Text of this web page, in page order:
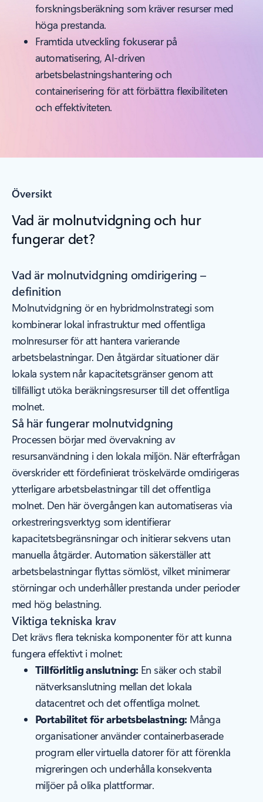
forskningsberäkning som kräver resurser med
höga prestanda.
Framtida utveckling fokuserar på
automatisering, AI-driven
arbetsbelastningshantering och
containerisering för att förbättra flexibiliteten
och effektiviteten.
Översikt
Vad är molnutvidgning och hur
fungerar det?
Vad är molnutvidgning omdirigering –
definition
Molnutvidgning ör en hybridmolnstrategi som
kombinerar lokal infrastruktur med offentliga
molnresurser för att hantera varierande
arbetsbelastningar. Den åtgärdar situationer där
lokala system når kapacitetsgränser genom att
tillfälligt utöka beräkningsresurser till det offentliga
molnet.
Så här fungerar molnutvidgning
Processen börjar med övervakning av
resursanvändning i den lokala miljön. När efterfrågan
överskrider ett fördefinierat tröskelvärde omdirigeras
ytterligare arbetsbelastningar till det offentliga
molnet. Den här övergången kan automatiseras via
orkestreringsverktyg som identifierar
kapacitetsbegränsningar och initierar sekvens utan
manuella åtgärder. Automation säkerställer att
arbetsbelastningar flyttas sömlöst, vilket minimerar
störningar och underhåller prestanda under perioder
med hög belastning.
Viktiga tekniska krav
Det krävs flera tekniska komponenter för att kunna
fungera effektivt i molnet:
Tillförlitlig anslutning: En säker och stabil
nätverksanslutning mellan det lokala
datacentret och det offentliga molnet.
Portabilitet för arbetsbelastning: Många
organisationer använder containerbaserade
program eller virtuella datorer för att förenkla
migreringen och underhålla konsekventa
miljöer på olika plattformar.